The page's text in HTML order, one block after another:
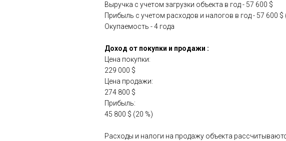
Выручка с учетом загрузки объекта в год - 57 600 $
Прибыль с учетом расходов и налогов в год - 57 600 $
Окупаемость - 4 года
Доход от покупки и продажи :
Цена покупки:
229 000 $
Цена продажи:
274 800 $
Прибыль:
45 800 $ (20 %)
Расходы и налоги на продажу объекта